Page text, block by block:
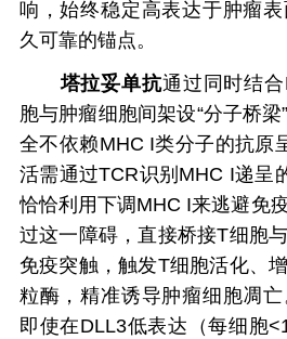
响，始终稳定高表达于肿瘤
久可靠的锚点。
塔拉妥单抗通过同时结
胞与肿瘤细胞间架设“分子桥
全不依赖MHC I类分子的抗
活需通过TCR识别MHC I递呈
恰恰利用下调MHC I来逃避免
过这一障碍，直接桥接T细胞
免疫突触，触发T细胞活化、
粒酶，精准诱导肿瘤细胞凋亡
即使在DLL3低表达（每细胞